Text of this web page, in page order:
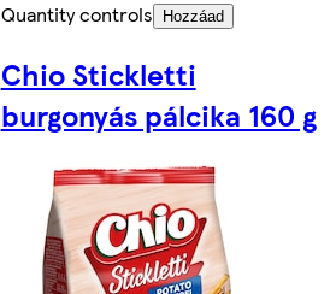
Quantity controls
Hozzáad
Chio Stickletti
burgonyás pálcika 160 g